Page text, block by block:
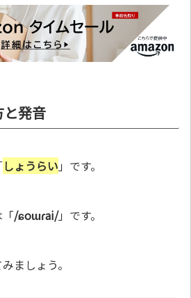
と発音
しょうらい 」です。
/ɕoɯɾai/」です。
ましょう。